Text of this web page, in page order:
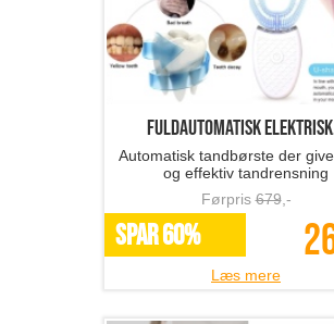
Fuldautomatisk
Automatisk tandbørste der
og effektiv tandrensning
Førpris679,-
SPAR 60%
Læs mere